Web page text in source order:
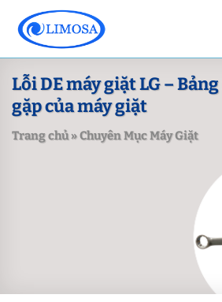
content
Lỗi DE máy giặt LG –
gặp của máy giặt
Trang chủ»Chuyên Mục Máy Giặt